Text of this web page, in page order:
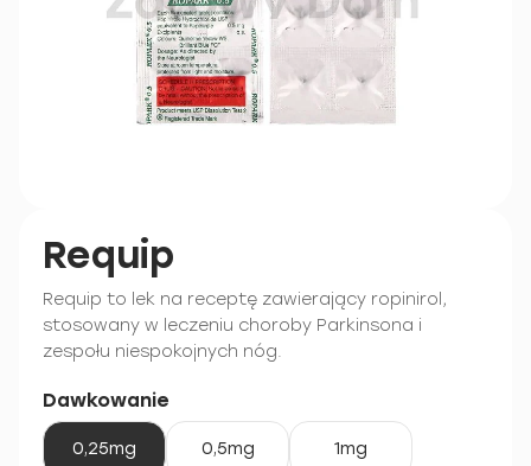
Requip
Requip to lek na receptę zawierający ropinirol,
stosowany w leczeniu choroby Parkinsona i
zespołu niespokojnych nóg.
Dawkowanie
0,25mg 0,5mg 1mg